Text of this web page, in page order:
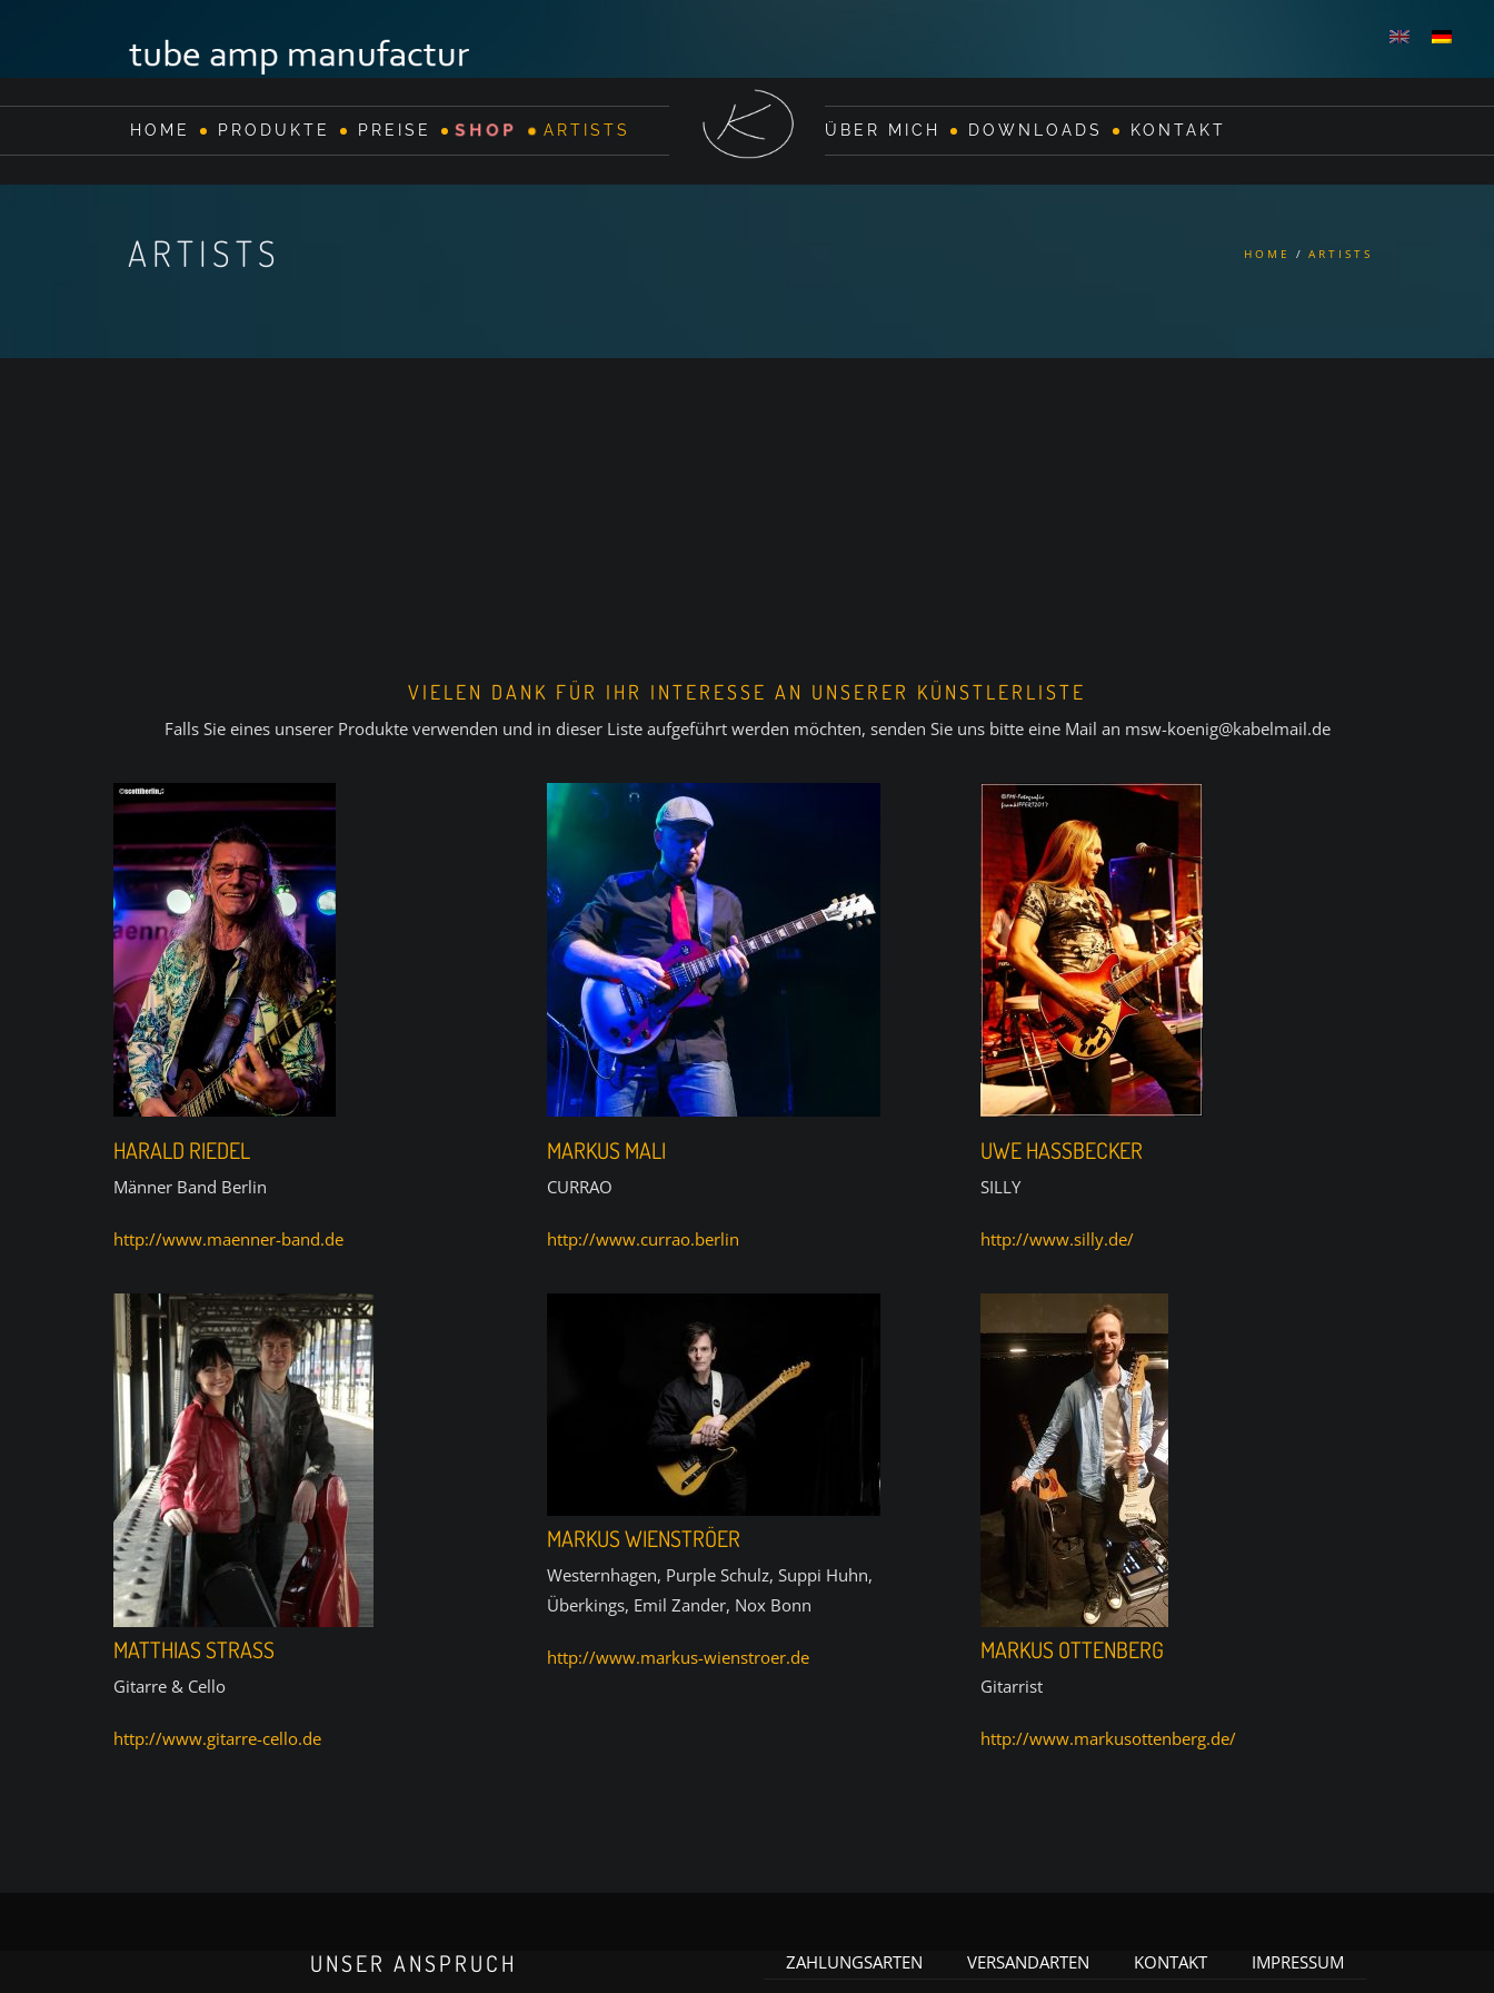
HOME PRODUKTE PREISE SHOP ARTISTS ÜBER MICH DOWNLOADS KONTAKT
ARTISTS HOME ARTISTS
VIELEN DANK FÜR IHR INTERESSE AN UNSERER KÜNSTLERLISTE
Falls Sie eines unserer Produkte verwenden und in dieser Liste aufgeführt werden möchten, senden Sie uns bitte eine Mail an msw-koenig@kabelmail.de
HARALD RIEDEL
Männer Band Berlin
http://www.maenner-band.de
MATTHIAS STRASS
Gitarre & Cello
http://www.gitarre-cello.de
MARKUS MALI
CURRAO
http://www.currao.berlin
MARKUS WIENSTRÖER
Westernhagen, Purple Schulz, Suppi Huhn,
Überkings, Emil Zander, Nox Bonn
http://www.markus-wienstroer.de
UWE HASSBECKER
SILLY
http://www.silly.de/
MARKUS OTTENBERG
Gitarrist
http://www.markusottenberg.de/
UNSER ANSPRUCH ZAHLUNGSARTEN VERSANDARTEN KONTAKT
IMPRESSUM